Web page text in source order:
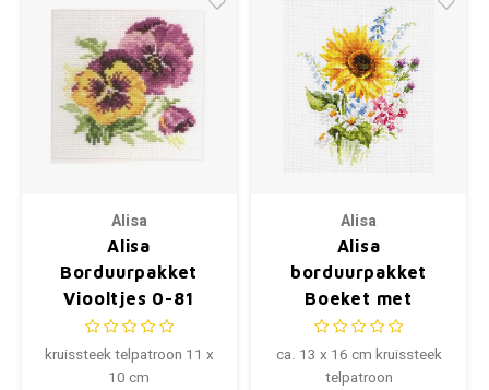
Alisa
Alisa
Borduurpakket
Viooltjes 0-81
kruissteek telpatroon 11 x
10 cm
Alisa
Alisa
borduurpakket
Boeket met
Zonnebloemen S2-
49
ca. 13 x 16 cm kruissteek
telpatroon